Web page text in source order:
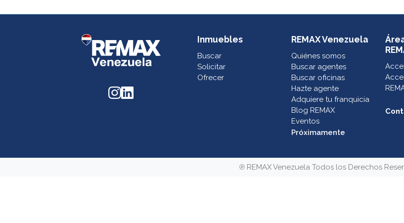
Inmuebles
Buscar
Solicitar
Ofrecer
REMAX Venezuela
Quiénes somos
Buscar agentes
Buscar oficinas
Hazte agente
Adquiere tu franquicia
Blog REMAX
Eventos
Próximamente
℗ REMAX Venezuela Todos los Derechos